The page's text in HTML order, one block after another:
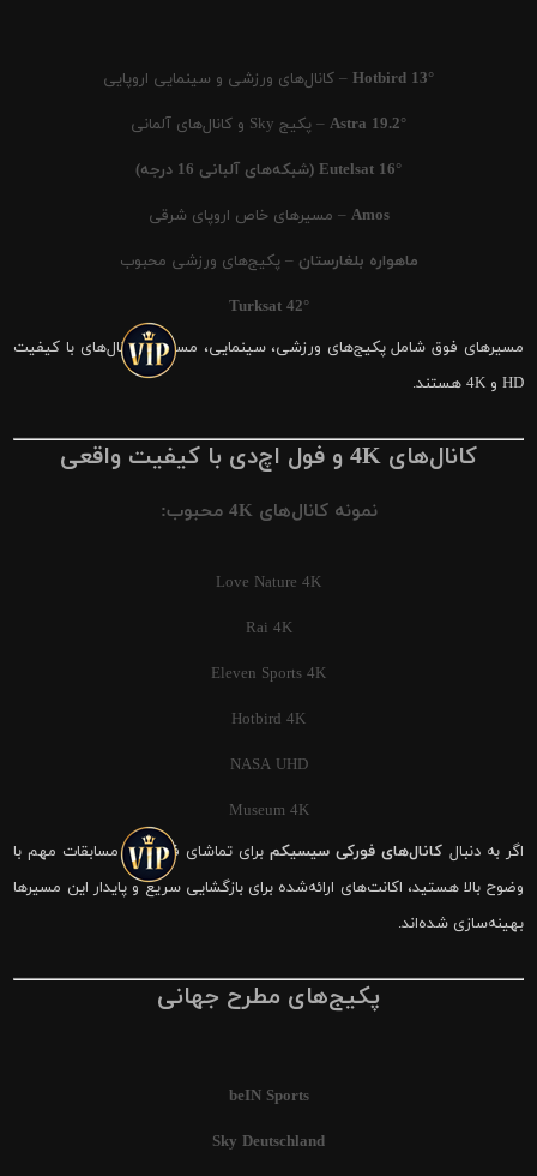
Hotbird 13° – کانال‌های ورزشی و سینمایی اروپایی
Astra 19.2° – پکیج Sky و کانال‌های آلمانی
Eutelsat 16° (شبکه‌های آلبانی 16 درجه)
Amos – مسیرهای خاص اروپای شرقی
ماهواره بلغارستان – پکیج‌های ورزشی محبوب
Turksat 42°
مسیرهای فوق شامل پکیج‌های ورزشی، سینمایی، مستند و کانال‌های با کیفیت
HD و 4K هستند.
کانال‌های 4K و فول اچ‌دی با کیفیت واقعی
نمونه کانال‌های 4K محبوب:
Love Nature 4K
Rai 4K
Eleven Sports 4K
Hotbird 4K
NASA UHD
Museum 4K
اگر به دنبال کانال‌های فورکی سیسیکمبرای تماشای فوتبال و مسابقات مهم با
وضوح بالا هستید، اکانت‌های ارائه‌شده برای بازگشایی سریع و پایدار این مسیرها
بهینه‌سازی شده‌اند.
پکیج‌های مطرح جهانی
beIN Sports
Sky Deutschland